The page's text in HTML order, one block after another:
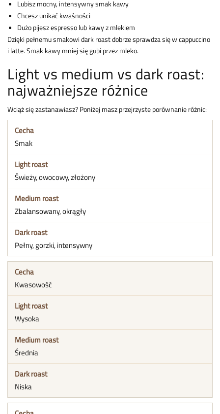
Lubisz mocny, intensywny smak kawy
Chcesz unikać kwaśności
Dużo pijesz espresso lub kawy z mlekiem
Dzięki pełnemu smakowi dark roast dobrze sprawdza się w cappuccino
i latte. Smak kawy mniej się gubi przez mleko.
Light vs medium vs dark roast:
najważniejsze różnice
Wciąż się zastanawiasz? Poniżej masz przejrzyste porównanie różnic:
Smak
Świeży, owocowy, złożony
Zbalansowany, okrągły
Pełny, gorzki, intensywny
Kwasowość
Wysoka
Średnia
Niska